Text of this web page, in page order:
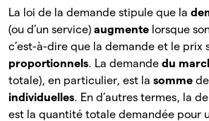
La loi de la demande stipule que la
(ou d’un service) augmente lorsque
c’est-à-dire que la demande et le prix
proportionnels. La demande du
totale), en particulier, est la somme
individuelles. En d’autres termes, la
est la quantité totale demandée pour